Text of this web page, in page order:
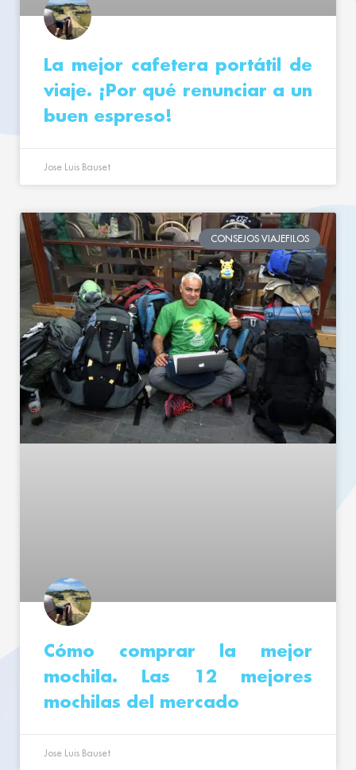
La mejor cafetera portátil de
viaje. ¡Por qué renunciar a un
buen espreso!
Jose Luis Bauset
CONSEJOS VIAJEFILOS
Cómo comprar la mejor
mochila. Las 12 mejores
mochilas del mercado
Jose Luis Bauset